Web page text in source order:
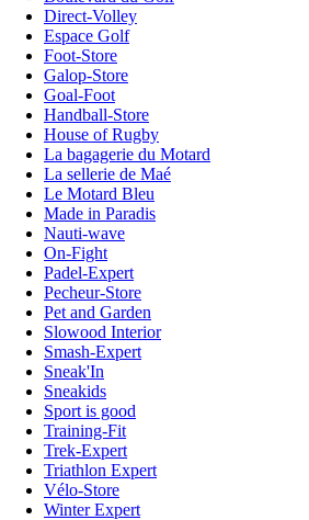
Direct-Volley
Espace Golf
Foot-Store
Galop-Store
Goal-Foot
Handball-Store
House of Rugby
La bagagerie du Motard
La sellerie de Maé
Le Motard Bleu
Made in Paradis
Nauti-wave
On-Fight
Padel-Expert
Pecheur-Store
Pet and Garden
Slowood Interior
Smash-Expert
Sneak'In
Sneakids
Sport is good
Training-Fit
Trek-Expert
Triathlon Expert
Vélo-Store
Winter Expert